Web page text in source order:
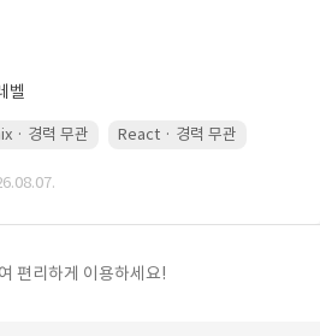
벨
· 경력 무관 React · 경력 무관
편리하게 이용하세요!